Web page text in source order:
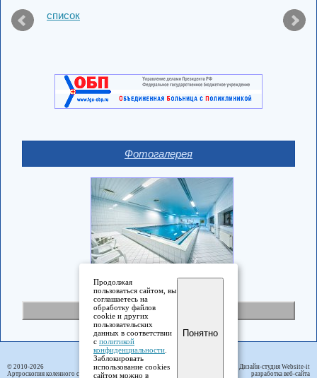
список
Фотогалерея
Полная версия
Дизайн-студия Website-it
разработка веб-сайта
© 2010-2026
Артроскопия коленного сустава
Продолжая
пользоваться сайтом, вы
соглашаетесь на
обработку файлов
cookie и других
пользовательских
данных в соответствии
с политикой
конфиденциальности
Заблокировать
использование cookies
сайтом можно в
Понятно